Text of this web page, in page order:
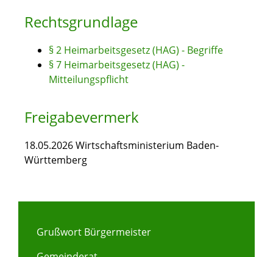
Rechtsgrundlage
§ 2 Heimarbeitsgesetz (HAG) - Begriffe
§ 7 Heimarbeitsgesetz (HAG) -
Mitteilungspflicht
Freigabevermerk
18.05.2026 Wirtschaftsministerium Baden-
Württemberg
Grußwort Bürgermeister